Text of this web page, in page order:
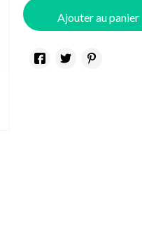
Ajouter au panier